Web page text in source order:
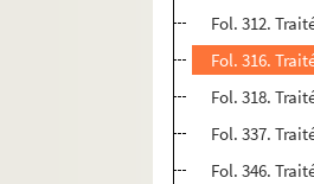
Fol. 312.
Fol. 316.
Fol. 318.
Fol. 337.
Fol. 346.